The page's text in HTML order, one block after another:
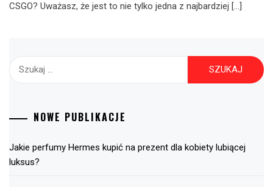
CSGO? Uważasz, że jest to nie tylko jedna z najbardziej […]
Szukaj:
NOWE PUBLIKACJE
Jakie perfumy Hermes kupić na prezent dla kobiety lubiącej
luksus?